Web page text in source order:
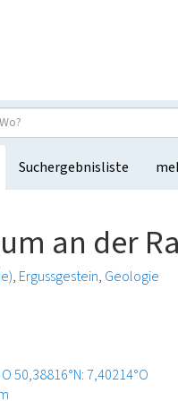
Suchergebnisliste
an der
Ergussgestein Geologie
50,38816°N: 7,40214°O